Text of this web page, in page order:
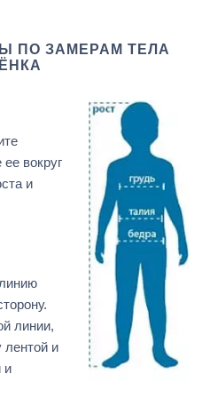
ПО ЗАМЕРАМ ТЕЛА
вокруг
и
линии,
и
и